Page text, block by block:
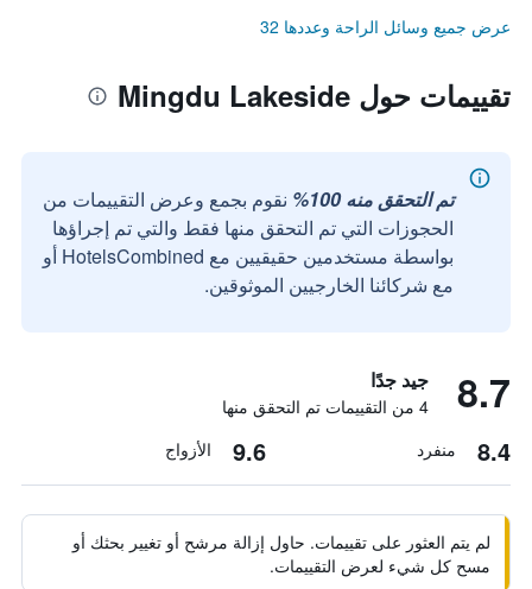
عرض جميع وسائل الراحة وعددها 32
تقييمات حول Mingdu Lakeside
تم التحقق منه 100%
نقوم بجمع وعرض التقييمات من
الحجوزات التي تم التحقق منها فقط والتي تم إجراؤها
بواسطة مستخدمين حقيقيين مع HotelsCombined أو
مع شركائنا الخارجيين الموثوقين.
8.7 جيد جدًا
4 من التقييمات تم التحقق منها
8.4 منفرد 9.6 الأزواج
لم يتم العثور على تقييمات. حاول إزالة مرشح أو تغيير بحثك أو
مسح كل شيء لعرض التقييمات.